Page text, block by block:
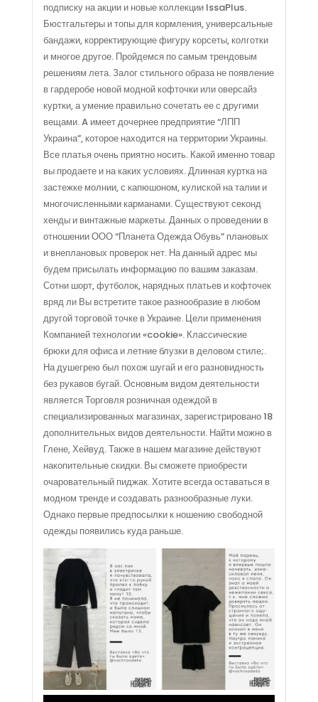
подписку на акции и новые коллекции IssaPlus.
Бюстгальтеры и топы для кормления, универсальные
бандажи, корректирующие фигуру корсеты, колготки
и многое другое. Пройдемся по самым трендовым
решениям лета. Залог стильного образа не появление
в гардеробе новой модной кофточки или оверсайз
куртки, а умение правильно сочетать ее с другими
вещами. A имеет дочернее предприятие “ЛПП
Украина”, которое находится на территории Украины.
Все платья очень приятно носить. Какой именно товар
вы продаете и на каких условиях. Длинная куртка на
застежке молнии, с капюшоном, кулиской на талии и
многочисленными карманами. Существуют секонд
хенды и винтажные маркеты. Данных о проведении в
отношении ООО “Планета Одежда Обувь” плановых
и внеплановых проверок нет. На данный адрес мы
будем присылать информацию по вашим заказам.
Сотни шорт, футболок, нарядных платьев и кофточек
вряд ли Вы встретите такое разнообразие в любом
другой торговой точке в Украине. Цели применения
Компанией технологии «cookie». Классические
брюки для офиса и летние блузки в деловом стиле;.
На душегрею был похож шугай и его разновидность
без рукавов бугай. Основным видом деятельности
является Торговля розничная одеждой в
специализированных магазинах, зарегистрировано 18
дополнительных видов деятельности. Найти можно в
Глене, Хейвуд. Также в нашем магазине действуют
накопительные скидки. Вы сможете приобрести
очаровательный пиджак. Хотите всегда оставаться в
модном тренде и создавать разнообразные луки.
Однако первые предпосылки к ношению свободной
одежды появились куда раньше.